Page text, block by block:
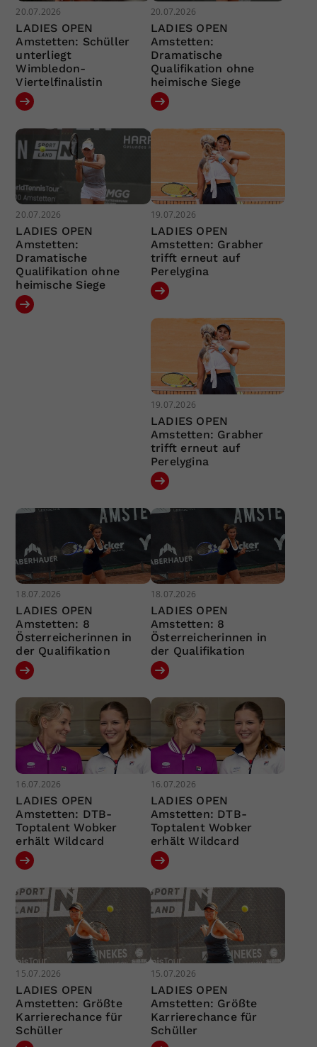
20.07.2026
LADIES OPEN
Amstetten: Schüller
unterliegt
Wimbledon-
Viertelfinalistin
20.07.2026
LADIES OPEN
Amstetten:
Dramatische
Qualifikation ohne
heimische Siege
20.07.2026
LADIES OPEN
Amstetten:
Dramatische
Qualifikation ohne
heimische Siege
19.07.2026
LADIES OPEN
Amstetten: Grabher
trifft erneut auf
Perelygina
19.07.2026
LADIES OPEN
Amstetten: Grabher
trifft erneut auf
Perelygina
18.07.2026
LADIES OPEN
Amstetten: 8
Österreicherinnen in
der Qualifikation
18.07.2026
LADIES OPEN
Amstetten: 8
Österreicherinnen in
der Qualifikation
16.07.2026
LADIES OPEN
Amstetten: DTB-
Toptalent Wobker
erhält Wildcard
16.07.2026
LADIES OPEN
Amstetten: DTB-
Toptalent Wobker
erhält Wildcard
15.07.2026
LADIES OPEN
Amstetten: Größte
Karrierechance für
Schüller
15.07.2026
LADIES OPEN
Amstetten: Größte
Karrierechance für
Schüller